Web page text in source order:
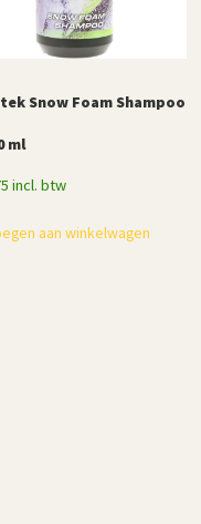
Snow Foam Shampoo
ml
incl. btw
aan winkelwagen